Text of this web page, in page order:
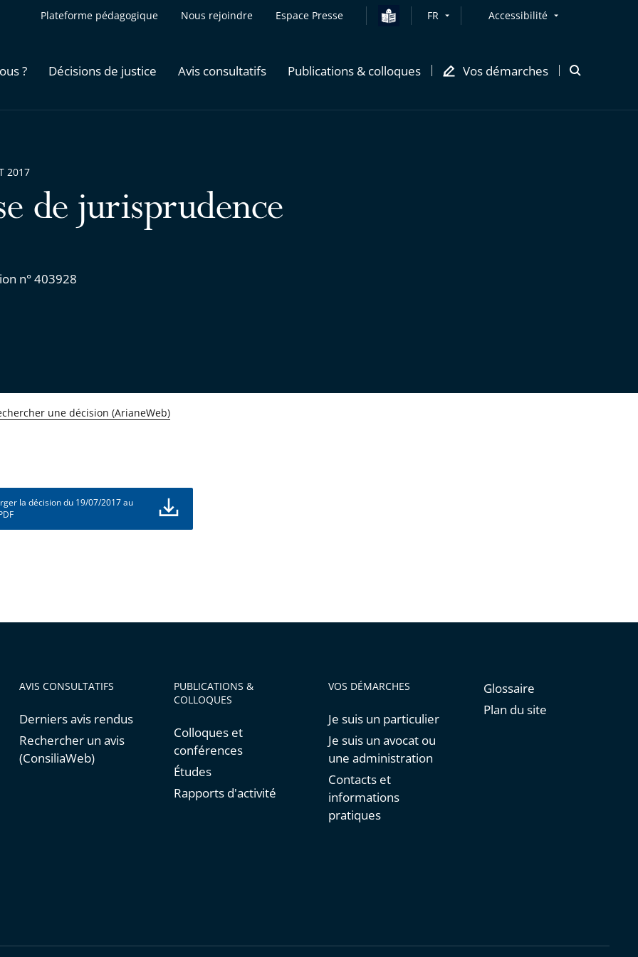
Plateforme pédagogique Nous rejoindre Espace Presse FR Accessibilité
? Décisions de justice Avis consultatifs Publications & colloques Vos démarches
Ouvrir
de jurisprudence
n° 403928
2017
une décision (ArianeWeb)
la décision du 19/07/2017 au
AVIS CONSULTATIFS
Derniers avis rendus
Rechercher un avis
(ConsiliaWeb)
PUBLICATIONS &
COLLOQUES
Colloques et
conférences
Études
Rapports d'activité
VOS DÉMARCHES
Je suis un particulier
Je suis un avocat ou
une administration
Contacts et
informations
pratiques
Glossaire
Plan du site